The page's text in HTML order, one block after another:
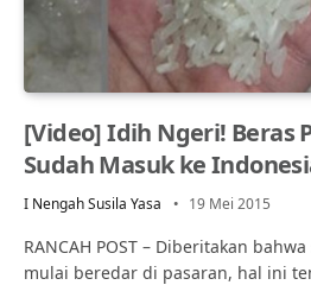
[Video] Idih Ngeri! Beras
Sudah Masuk ke
I Nengah Susila Yasa 19 Mei 2015
RANCAH POST – Diberitakan
mulai beredar di pasaran, hal ini